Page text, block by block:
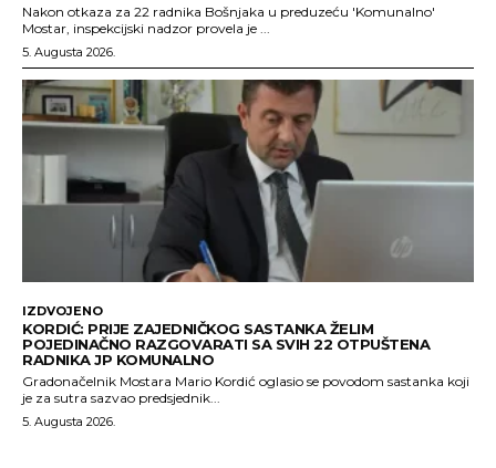
Nakon otkaza za 22 radnika Bošnjaka u preduzeću 'Komunalno'
Mostar, inspekcijski nadzor provela je ...
5. Augusta 2026.
IZDVOJENO
KORDIĆ: PRIJE ZAJEDNIČKOG SASTANKA ŽELIM
POJEDINAČNO RAZGOVARATI SA SVIH 22 OTPUŠTENA
RADNIKA JP KOMUNALNO
Gradonačelnik Mostara Mario Kordić oglasio se povodom sastanka koji
je za sutra sazvao predsjednik...
5. Augusta 2026.